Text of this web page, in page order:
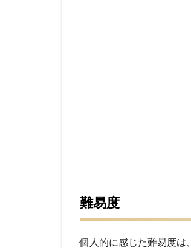
難易度
個人的に感じた難易度は、